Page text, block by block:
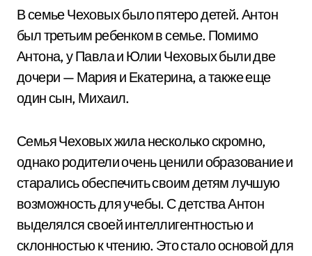
В семье Чеховых было пятеро детей. Антон
был третьим ребенком в семье. Помимо
Антона, у Павла и Юлии Чеховых были две
дочери — Мария и Екатерина, а также еще
один сын, Михаил.
Семья Чеховых жила несколько скромно,
однако родители очень ценили образование и
старались обеспечить своим детям лучшую
возможность для учебы. С детства Антон
выделялся своей интеллигентностью и
склонностью к чтению. Это стало основой для